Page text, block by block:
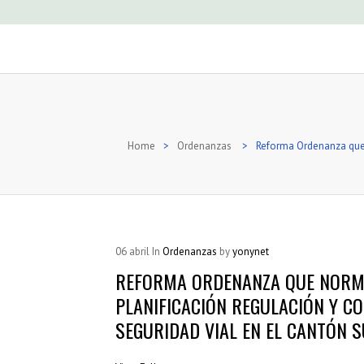
Home > Ordenanzas >
Reforma Ordenanza
06 abril In Ordenanzas byyonynet
REFORMA ORDENANZA QUE
PLANIFICACIÓN REGULACIÓN Y
SEGURIDAD VIAL EN EL CANTÓN